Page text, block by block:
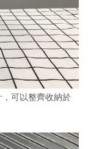
可以整齊收納於